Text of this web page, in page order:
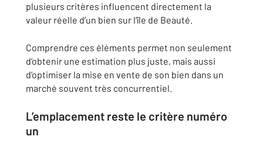
plusieurs critères influencent directement la
valeur réelle d’un bien sur l’île de Beauté.
Comprendre ces éléments permet non seulement
d’obtenir une estimation plus juste, mais aussi
d’optimiser la mise en vente de son bien dans un
marché souvent très concurrentiel.
L’emplacement reste le critère numéro
un